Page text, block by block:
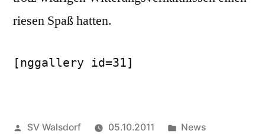
riesen Spaß hatten.
[nggallery id=31]
Veröffentlicht
SV Walsdorf 05.10.2011
Veröffentlicht
News